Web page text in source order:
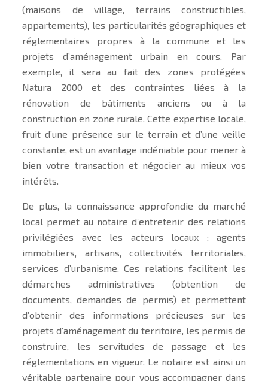
(maisons de village, terrains constructibles,
appartements), les particularités géographiques et
réglementaires propres à la commune et les
projets d’aménagement urbain en cours. Par
exemple, il sera au fait des zones protégées
Natura 2000 et des contraintes liées à la
rénovation de bâtiments anciens ou à la
construction en zone rurale. Cette expertise locale,
fruit d’une présence sur le terrain et d’une veille
constante, est un avantage indéniable pour mener à
bien votre transaction et négocier au mieux vos
intérêts.
De plus, la connaissance approfondie du marché
local permet au notaire d’entretenir des relations
privilégiées avec les acteurs locaux : agents
immobiliers, artisans, collectivités territoriales,
services d’urbanisme. Ces relations facilitent les
démarches administratives (obtention de
documents, demandes de permis) et permettent
d’obtenir des informations précieuses sur les
projets d’aménagement du territoire, les permis de
construire, les servitudes de passage et les
réglementations en vigueur. Le notaire est ainsi un
véritable partenaire pour vous accompagner dans